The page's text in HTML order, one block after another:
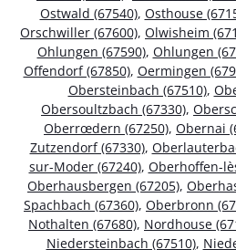
Ostwald (67540), Osthouse
Orschwiller (67600), Olwisheim
Ohlungen (67590), Ohlungen
Offendorf (67850), Oermingen
Obersteinbach (67510),
Obersoultzbach (67330),
Oberrœdern (67250), Obernai
Zutzendorf (67330),
sur-Moder (67240), Oberhoffen-
Oberhausbergen (67205),
Spachbach (67360), Oberbronn
Nothalten (67680), Nordhouse
Niedersteinbach (67510),